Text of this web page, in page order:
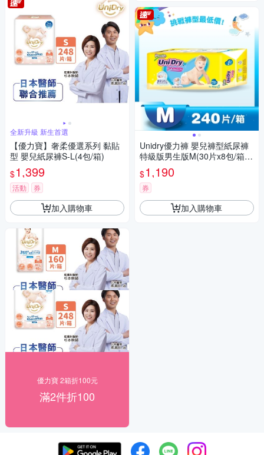
全新升級 新生首選
【優力寶】奢柔優選系列 黏貼
型 嬰兒紙尿褲S-L(4包/箱)
$1,399
活動 券
加入購物車
優力寶 2箱折100元
滿2件折100
Unidry優力褲 嬰兒褲型紙尿褲
特級版男生版M(30片x8包/箱)
(嬰兒紙尿褲 褲型紙尿褲)
$1,190
券
加入購物車